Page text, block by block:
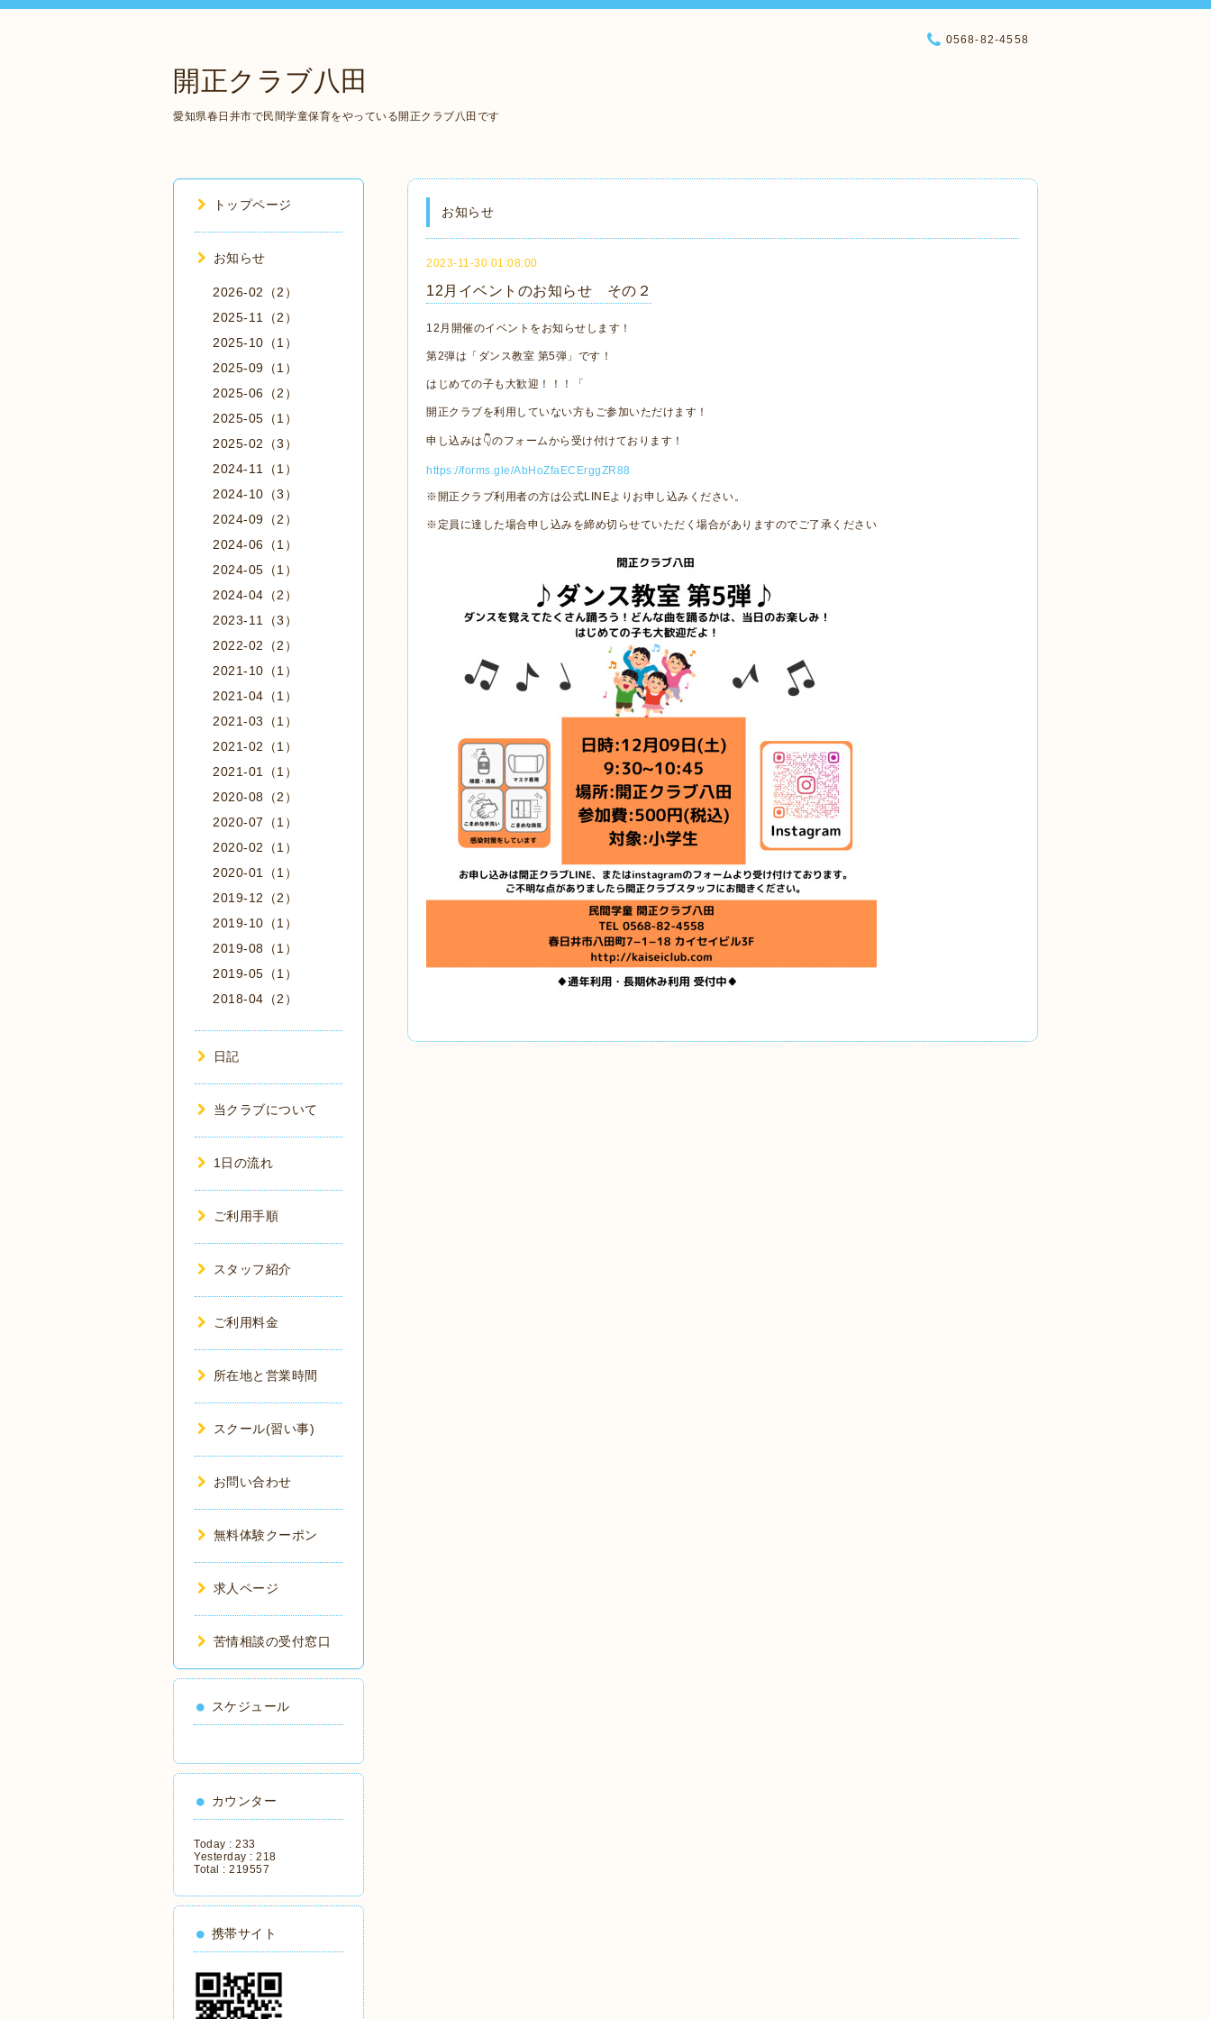
開正クラブ八田
愛知県春日井市で民間学童保育をやっている開正クラブ八田です
0568-82-4558
お知らせ
2023-11-30 01:08:00
12月イベントのお知らせ その２
12月開催のイベントをお知らせします！
第2弾は「ダンス教室 第5弾」です！
はじめての子も大歓迎！！！「
開正クラブを利用していない方もご参加いただけます！
申し込みは👇のフォームから受け付けております！
https://forms.gle/AbHoZfaECErggZR88
※開正クラブ利用者の方は公式LINEよりお申し込みください。
※定員に達した場合申し込みを締め切らせていただく場合がありますのでご了承ください
トップページ
お知らせ
2026-02（2）
2025-11（2）
2025-10（1）
2025-09（1）
2025-06（2）
2025-05（1）
2025-02（3）
2024-11（1）
2024-10（3）
2024-09（2）
2024-06（1）
2024-05（1）
2024-04（2）
2023-11（3）
2022-02（2）
2021-10（1）
2021-04（1）
2021-03（1）
2021-02（1）
2021-01（1）
2020-08（2）
2020-07（1）
2020-02（1）
2020-01（1）
2019-12（2）
2019-10（1）
2019-08（1）
2019-05（1）
2018-04（2）
日記
当クラブについて
1日の流れ
ご利用手順
スタッフ紹介
ご利用料金
所在地と営業時間
スクール(習い事)
お問い合わせ
無料体験クーポン
求人ページ
苦情相談の受付窓口
スケジュール
カウンター
Today : 233
Yesterday : 218
Total : 219557
携帯サイト